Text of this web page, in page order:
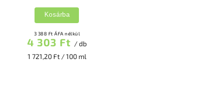
3 388 Ft ÁFA nélkül
4 303 Ft / db
1 721,20 Ft / 100 ml
Kosárba